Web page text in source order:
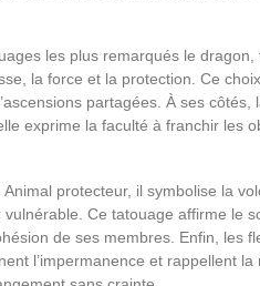
les plus remarqués le
la force et la protection. Ce
partagées. À ses côtés,
exprime la faculté à franchir les
Animal protecteur, il symbolise la
vulnérable. Ce tatouage affirme le
de ses membres. Enfin, les
l’impermanence et rappellent